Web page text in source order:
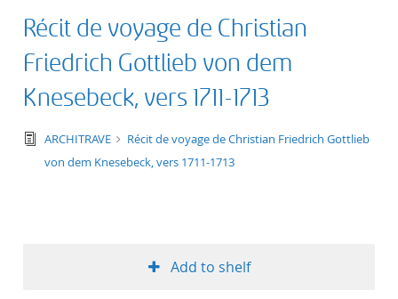
Récit de voyage de Christian
Friedrich Gottlieb von dem
Knesebeck, vers 1711-1713
text/tg.edition+tg.aggregation+xml
ARCHITRAVE
Récit de voyage de Christian Friedrich Gottlieb
von dem Knesebeck, vers 1711-1713
Add to shelf